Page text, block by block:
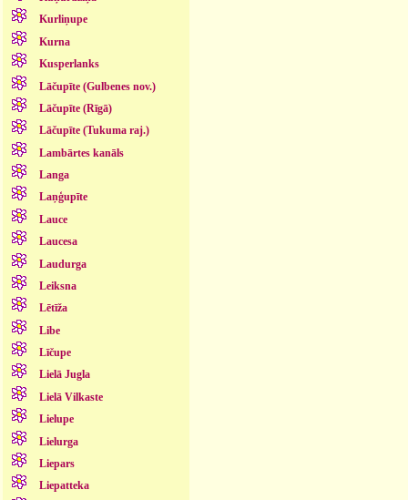
Kurliņupe
Kurna
Kusperlanks
Lāčupīte (Gulbenes nov.)
Lāčupīte (Rīgā)
Lāčupīte (Tukuma raj.)
Lambārtes kanāls
Langa
Laņģupīte
Lauce
Laucesa
Laudurga
Leiksna
Lētīža
Libe
Līčupe
Lielā Jugla
Lielā Vilkaste
Lielupe
Lielurga
Liepars
Liepatteka